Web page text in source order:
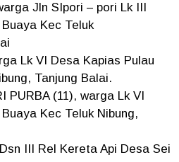
Jln SIpori – pori Lk III
Kec Teluk
Lk VI Desa Kapias Pulau
Tanjung Balai.
PURBA (11), warga Lk VI
Kec Teluk Nibung,
III Rel Kereta Api Desa Sei